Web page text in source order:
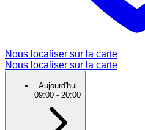
Nous localiser sur la carte
Nous localiser sur la carte
Aujourd'hui
09:00 - 20:00